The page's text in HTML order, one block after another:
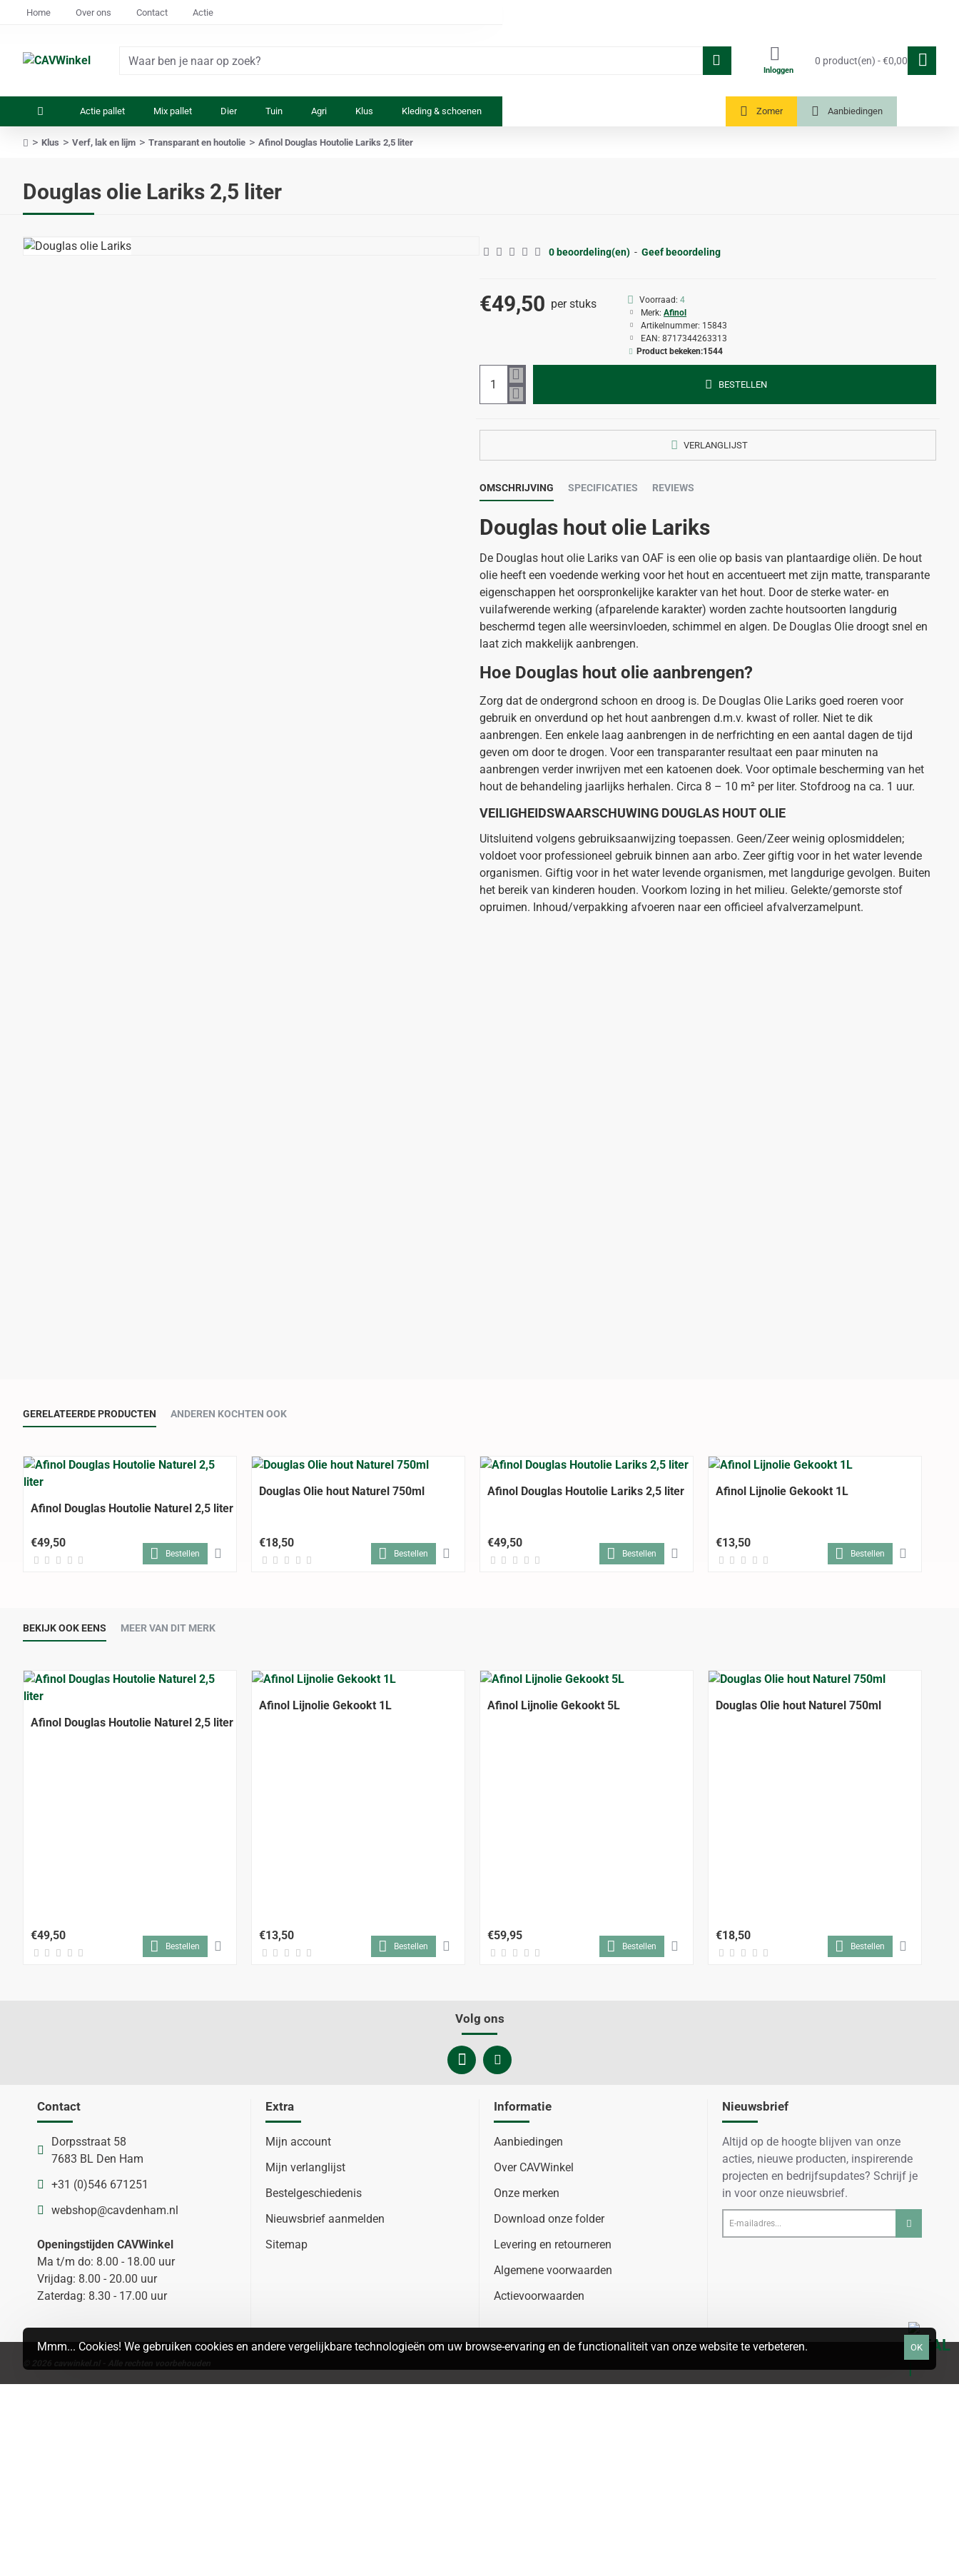
Mmm... Cookies! We gebruiken cookies en andere vergelijkbare technologieën om uw browse-ervaring en de functionaliteit van onze website te verbeteren. OK
Home Over ons Contact Actie
Waar
op
Inloggen
0 product(en) - €0,00
Actie pallet Mix pallet Dier Tuin Agri Klus Kleding & schoenen Zomer Aanbiedingen
Douglas olie Lariks 2,5 liter
Klus Verf, lak en lijm Transparant en houtolie Afinol Douglas Houtolie Lariks 2,5 liter
0 beoordeling(en) - Geef beoordeling
€49,50 per stuks Voorraad: 4
Merk: Afinol
Artikelnummer: 15843
EAN: 8717344263313
Product bekeken:1544
BESTELLEN
VERLANGLIJST
OMSCHRIJVING SPECIFICATIES REVIEWS
Douglas hout olie Lariks
De Douglas hout olie Lariks van OAF is een olie op basis van plantaardige oliën. De hout
olie heeft een voedende werking voor het hout en accentueert met zijn matte, transparante
eigenschappen het oorspronkelijke karakter van het hout. Door de sterke water- en
vuilafwerende werking (afparelende karakter) worden zachte houtsoorten langdurig
beschermd tegen alle weersinvloeden, schimmel en algen. De Douglas Olie droogt snel en
laat zich makkelijk aanbrengen.
Hoe Douglas hout olie aanbrengen?
Zorg dat de ondergrond schoon en droog is. De Douglas Olie Lariks goed roeren voor
gebruik en onverdund op het hout aanbrengen d.m.v. kwast of roller. Niet te dik
aanbrengen. Een enkele laag aanbrengen in de nerfrichting en een aantal dagen de tijd
geven om door te drogen. Voor een transparanter resultaat een paar minuten na
aanbrengen verder inwrijven met een katoenen doek. Voor optimale bescherming van het
hout de behandeling jaarlijks herhalen. Circa 8 – 10 m² per liter. Stofdroog na ca. 1 uur.
VEILIGHEIDSWAARSCHUWING DOUGLAS HOUT OLIE
Uitsluitend volgens gebruiksaanwijzing toepassen. Geen/Zeer weinig oplosmiddelen;
voldoet voor professioneel gebruik binnen aan arbo. Zeer giftig voor in het water levende
organismen. Giftig voor in het water levende organismen, met langdurige gevolgen. Buiten
het bereik van kinderen houden. Voorkom lozing in het milieu. Gelekte/gemorste stof
opruimen. Inhoud/verpakking afvoeren naar een officieel afvalverzamelpunt.
GERELATEERDE PRODUCTEN ANDEREN KOCHTEN OOK
Afinol Douglas Houtolie Naturel 2,5 liter
€49,50
Bestellen
Douglas Olie hout Naturel 750ml
€18,50
Bestellen
Afinol Douglas Houtolie Lariks 2,5 liter
€49,50
Bestellen
Afinol Lijnolie Gekookt 1L
€13,50
Bestellen
BEKIJK OOK EENS MEER VAN DIT MERK
Afinol Douglas Houtolie Naturel 2,5 liter
€49,50
Bestellen
Afinol Lijnolie Gekookt 1L
€13,50
Bestellen
Afinol Lijnolie Gekookt 5L
€59,95
Bestellen
Douglas Olie hout Naturel 750ml
€18,50
Bestellen
Volg ons
Contact
Dorpsstraat 58
7683 BL Den Ham
+31 (0)546 671251
webshop@cavdenham.nl
Openingstijden CAVWinkel
Ma t/m do: 8.00 - 18.00 uur
Vrijdag: 8.00 - 20.00 uur
Zaterdag: 8.30 - 17.00 uur
Extra
Mijn account
Mijn verlanglijst
Bestelgeschiedenis
Nieuwsbrief aanmelden
Sitemap
Informatie
Aanbiedingen
Over CAVWinkel
Onze merken
Download onze folder
Levering en retourneren
Algemene voorwaarden
Actievoorwaarden
Nieuwsbrief
Altijd op de hoogte blijven van onze
acties, nieuwe producten, inspirerende
projecten en bedrijfsupdates? Schrijf je
in voor onze nieuwsbrief.
E-
mailadres...